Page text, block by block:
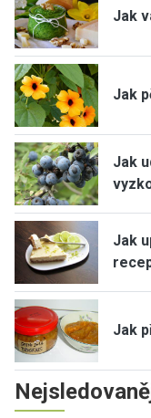
Jak
Jak
Jak
Jak
Jak